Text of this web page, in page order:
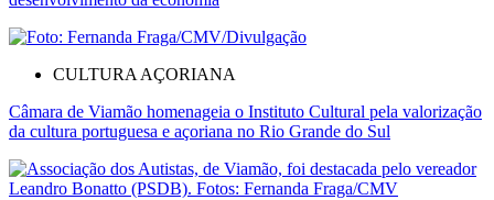
CULTURA AÇORIANA
Câmara de Viamão homenageia o Instituto Cultural pela valorização
da cultura portuguesa e açoriana no Rio Grande do Sul